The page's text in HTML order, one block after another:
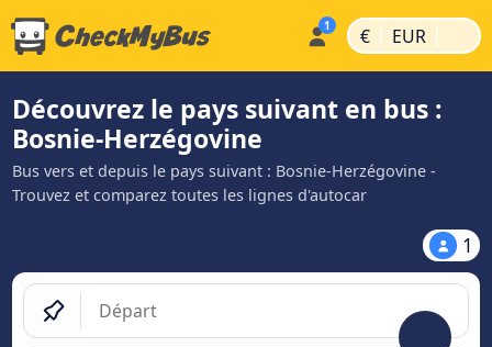
€ | EUR |
Découvrez le pays suivant en bus :
Bosnie-Herzégovine
Bus vers et depuis le pays suivant : Bosnie-Herzégovine -
Trouvez et comparez toutes les lignes d'autocar
1